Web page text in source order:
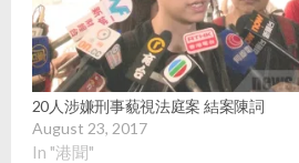
20人涉嫌刑事藐視法庭案 結案陳詞
August 23, 2017
In "港聞"